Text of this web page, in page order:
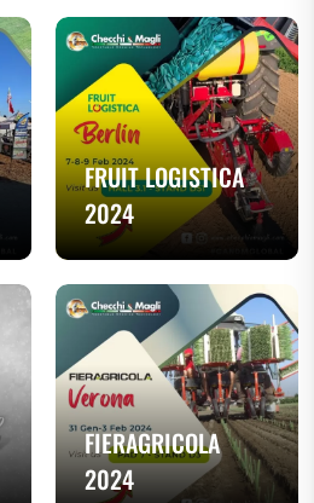
FRUIT LOGISTICA
2024
FIERAGRICOLA
2024